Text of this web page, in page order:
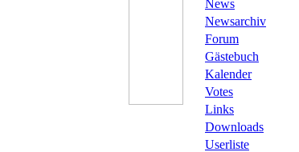
News
Newsarchiv
Forum
Gästebuch
Kalender
Votes
Links
Downloads
Userliste